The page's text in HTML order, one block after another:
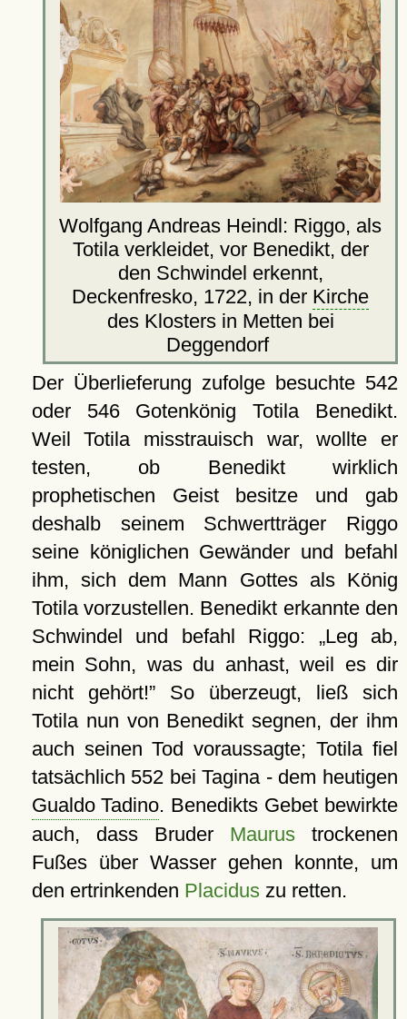
Wolfgang Andreas Heindl: Riggo, als
Totila verkleidet, vor Benedikt, der
den Schwindel erkennt,
Deckenfresko, 1722, in der Kirche
des Klosters in Metten bei
Deggendorf
Der Überlieferung zufolge besuchte 542
oder 546 Gotenkönig Totila Benedikt.
Weil Totila misstrauisch war, wollte er
testen, ob Benedikt wirklich
prophetischen Geist besitze und gab
deshalb seinem Schwertträger Riggo
seine königlichen Gewänder und befahl
ihm, sich dem Mann Gottes als König
Totila vorzustellen. Benedikt erkannte den
Schwindel und befahl Riggo:
Leg ab,
mein Sohn, was du anhast, weil es dir
nicht gehört! So überzeugt, ließ sich
Totila nun von Benedikt segnen, der ihm
auch seinen Tod voraussagte; Totila fiel
tatsächlich 552 bei Tagina - dem heutigen
Gualdo Tadino. Benedikts Gebet bewirkte
auch, dass Bruder Maurustrockenen
Fußes über Wasser gehen konnte, um
den ertrinkenden Placiduszu retten.